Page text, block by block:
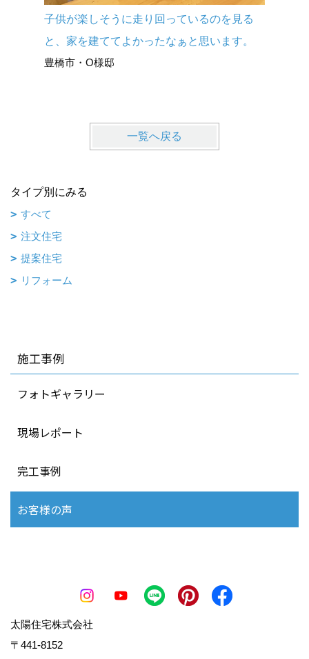
子供が楽しそうに走り回っているのを見る
と、家を建ててよかったなぁと思います。
豊橋市・O様邸
一覧へ戻る
タイプ別にみる
すべて
注文住宅
提案住宅
リフォーム
施工事例
フォトギャラリー
現場レポート
完工事例
お客様の声
太陽住宅株式会社
〒441-8152